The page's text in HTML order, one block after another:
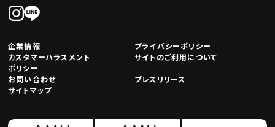
企業情報
プライバシーポリシー
カスタマーハラスメント
ポリシー
サイトのご利用について
お問い合わせ
プレスリリース
サイトマップ